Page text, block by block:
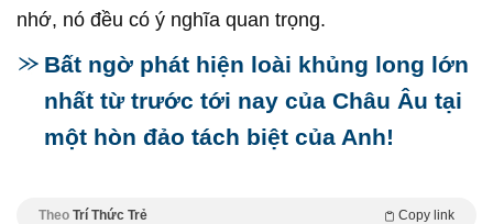
nhớ, nó đều có ý nghĩa quan trọng.
Bất ngờ phát hiện loài khủng long lớn
nhất từ trước tới nay của Châu Âu tại
một hòn đảo tách biệt của Anh!
Theo Trí Thức Trẻ Copy link